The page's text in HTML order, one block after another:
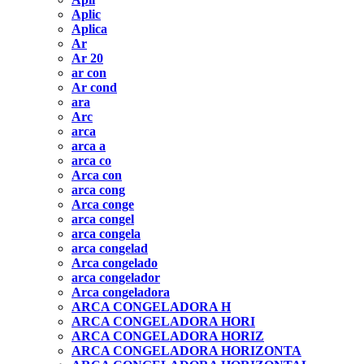
Aplic
Aplica
Ar
Ar 20
ar con
Ar cond
ara
Arc
arca
arca a
arca co
Arca con
arca cong
Arca conge
arca congel
arca congela
arca congelad
Arca congelado
arca congelador
Arca congeladora
ARCA CONGELADORA H
ARCA CONGELADORA HORI
ARCA CONGELADORA HORIZ
ARCA CONGELADORA HORIZONTA